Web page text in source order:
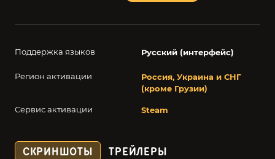
Поддержка языков Русский (интерфейс)
Регион активации
Россия, Украина и СНГ
(кроме Грузии)
Сервис активации Steam
СКРИНШОТЫ ТРЕЙЛЕРЫ